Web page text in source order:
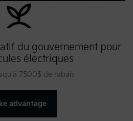
du gouvernement pour
électriques
7500$ de rabais
advantage